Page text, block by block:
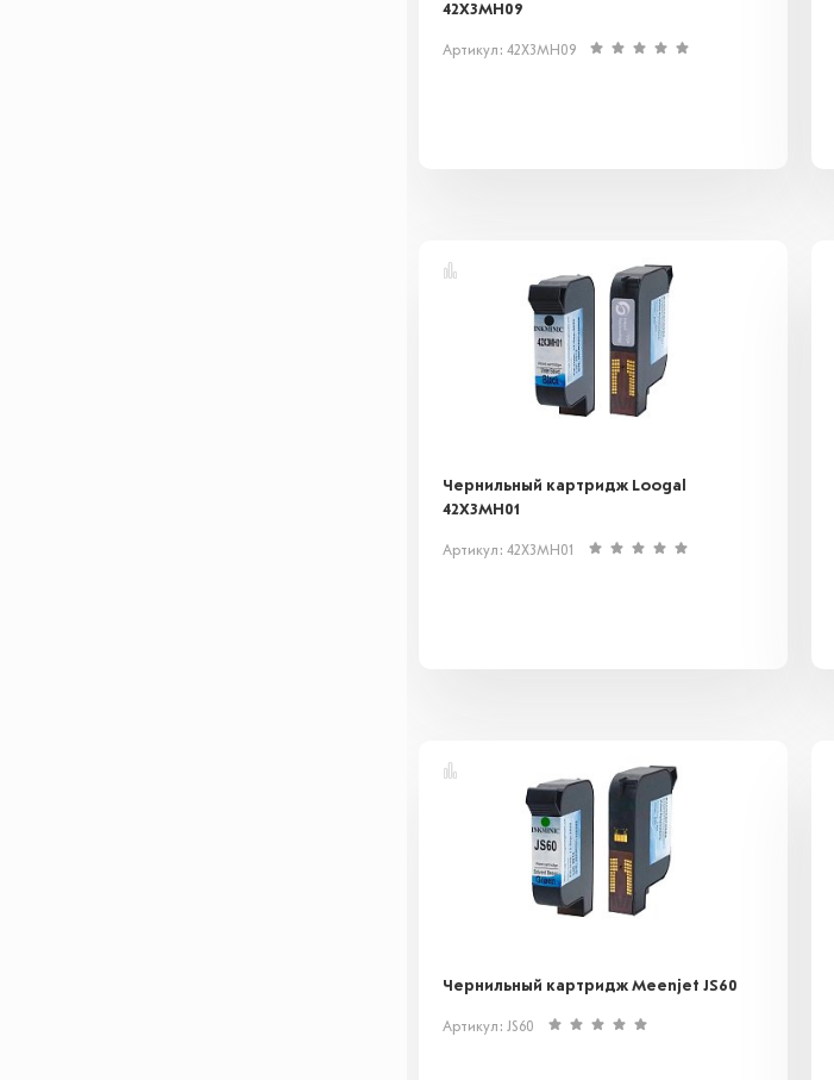
42X3MH09
Артикул: 42X3MH09
Чернильный картридж Loogal
42X3MH01
Артикул: 42X3MH01
Чернильный картридж Meenjet JS60
Артикул: JS60